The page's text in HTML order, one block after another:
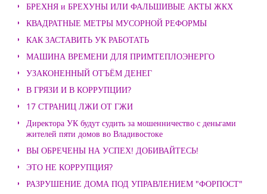
БРЕХНЯ и БРЕХУНЫ ИЛИ ФАЛЬШИВЫЕ АКТЫ ЖКХ
КВАДРАТНЫЕ МЕТРЫ МУСОРНОЙ РЕФОРМЫ
КАК ЗАСТАВИТЬ УК РАБОТАТЬ
МАШИНА ВРЕМЕНИ ДЛЯ ПРИМТЕПЛОЭНЕРГО
УЗАКОНЕННЫЙ ОТЪЁМ ДЕНЕГ
В ГРЯЗИ И В КОРРУПЦИИ?
17 СТРАНИЦ ЛЖИ ОТ ГЖИ
Директора УК будут судить за мошенничество с деньгами
жителей пяти домов во Владивостоке
ВЫ ОБРЕЧЕНЫ НА УСПЕХ! ДОБИВАЙТЕСЬ!
ЭТО НЕ КОРРУПЦИЯ?
РАЗРУШЕНИЕ ДОМА ПОД УПРАВЛЕНИЕМ "ФОРПОСТ"